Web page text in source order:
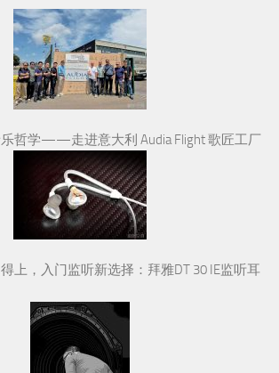
哲学——走进意大利 Audia Flight 歌匠工厂
上，入门监听新选择：拜雅DT 30 IE监听耳